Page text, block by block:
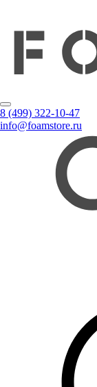
8 (499) 322-10-47
info@foamstore.ru